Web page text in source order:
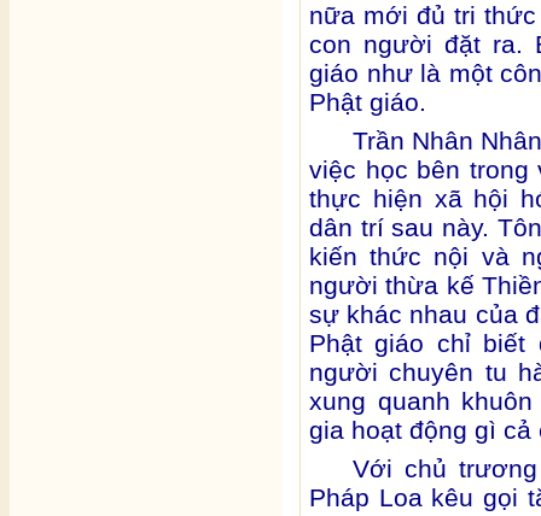
nữa mới đủ tri
con người đặt ra.
giáo như là một
Phật giáo.
Trần Nhân
việc học bên trong
thực hiện xã hội
dân trí sau này.
kiến thức nội và
người thừa kế
sự khác nhau của
Phật giáo chỉ biết
người chuyên tu
xung quanh
gia hoạt động gì cả
Với chủ
Pháp Loa kêu gọi